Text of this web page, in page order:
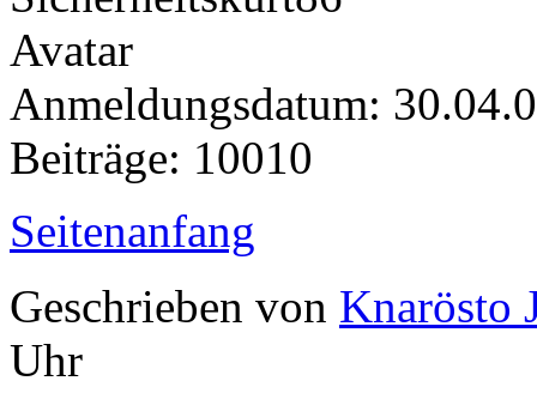
Anmeldungsdatum:
Beiträge: 10010
Seitenanfang
Geschrieben von Knarösto
Uhr